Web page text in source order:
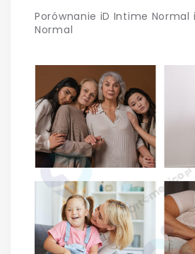
Porównanie iD Intime
Normal